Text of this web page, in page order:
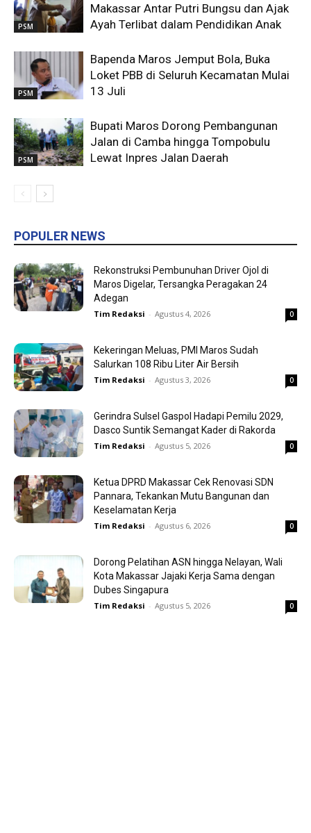
PSM
Makassar Antar Putri Bungsu dan Ajak
Ayah Terlibat dalam Pendidikan Anak
PSM
Bapenda Maros Jemput Bola, Buka
Loket PBB di Seluruh Kecamatan Mulai
13 Juli
PSM
Bupati Maros Dorong Pembangunan
Jalan di Camba hingga Tompobulu
Lewat Inpres Jalan Daerah
POPULER NEWS
Rekonstruksi Pembunuhan Driver Ojol di
Maros Digelar, Tersangka Peragakan 24
Adegan
Tim Redaksi - Agustus 4, 2026 0
Kekeringan Meluas, PMI Maros Sudah
Salurkan 108 Ribu Liter Air Bersih
Tim Redaksi - Agustus 3, 2026 0
Gerindra Sulsel Gaspol Hadapi Pemilu 2029,
Dasco Suntik Semangat Kader di Rakorda
Tim Redaksi - Agustus 5, 2026 0
Ketua DPRD Makassar Cek Renovasi SDN
Pannara, Tekankan Mutu Bangunan dan
Keselamatan Kerja
Tim Redaksi - Agustus 6, 2026 0
Dorong Pelatihan ASN hingga Nelayan, Wali
Kota Makassar Jajaki Kerja Sama dengan
Dubes Singapura
Tim Redaksi - Agustus 5, 2026 0